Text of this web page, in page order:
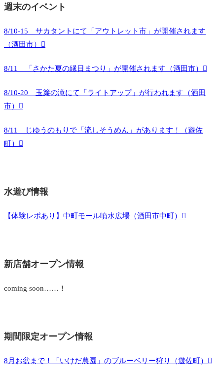
週末のイベント
8/10-15 サカタントにて「アウトレット市」が開催されます
（酒田市）
8/11 「さかた夏の縁日まつり」が開催されます（酒田市）
8/10-20 玉簾の滝にて「ライトアップ」が行われます（酒田
市）
8/11 じゆうのもりで「流しそうめん」があります！（遊佐
町）
水遊び情報
【体験レポあり】中町モール噴水広場（酒田市中町）
新店舗オープン情報
coming soon……！
期間限定オープン情報
8月お盆まで！「いけだ農園」のブルーベリー狩り（遊佐町）